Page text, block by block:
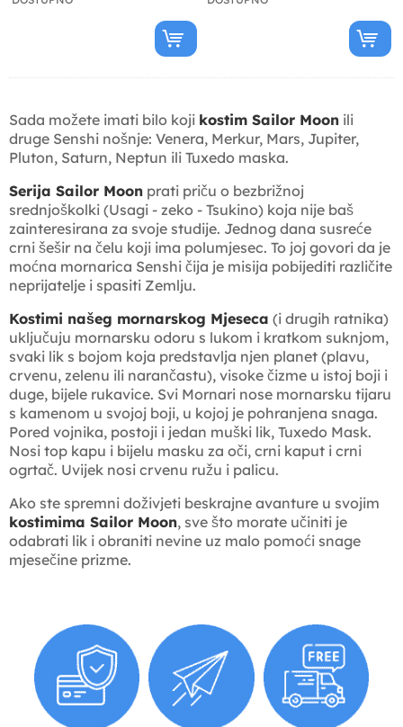
Sada možete imati bilo koji kostim Sailor Moon ili
druge Senshi nošnje: Venera, Merkur, Mars, Jupiter,
Pluton, Saturn, Neptun ili Tuxedo maska.
Serija Sailor Moon prati priču o bezbrižnoj
srednjoškolki (Usagi - zeko - Tsukino) koja nije baš
zainteresirana za svoje studije. Jednog dana susreće
crni šešir na čelu koji ima polumjesec. To joj govori da je
moćna mornarica Senshi čija je misija pobijediti različite
neprijatelje i spasiti Zemlju.
Kostimi našeg mornarskog Mjeseca (i drugih ratnika)
uključuju mornarsku odoru s lukom i kratkom suknjom,
svaki lik s bojom koja predstavlja njen planet (plavu,
crvenu, zelenu ili narančastu), visoke čizme u istoj boji i
duge, bijele rukavice. Svi Mornari nose mornarsku tijaru
s kamenom u svojoj boji, u kojoj je pohranjena snaga.
Pored vojnika, postoji i jedan muški lik, Tuxedo Mask.
Nosi top kapu i bijelu masku za oči, crni kaput i crni
ogrtač. Uvijek nosi crvenu ružu i palicu.
Ako ste spremni doživjeti beskrajne avanture u svojim
kostimima Sailor Moon, sve što morate učiniti je
odabrati lik i obraniti nevine uz malo pomoći snage
mjesečine prizme.